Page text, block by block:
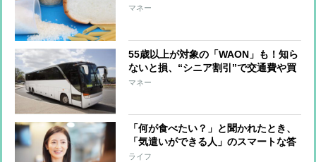
すめる理由
マネー
55歳以上が対象の「WAON」も！知ら
ないと損、“シニア割引”で交通費や買
い物がお得に
マネー
「何が食べたい？」と聞かれたとき、
「気遣いができる人」のスマートな答
え方
ライフ